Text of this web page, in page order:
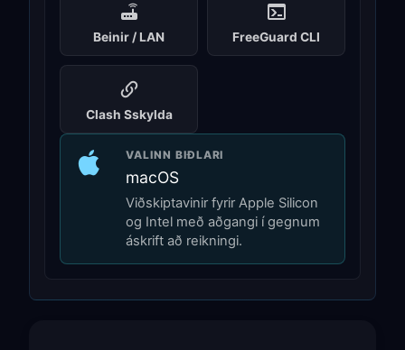
Beinir / LAN FreeGuard CLI
Clash Sskylda
VALINN BIÐLARI
macOS
Viðskiptavinir fyrir Apple Silicon
og Intel með aðgangi í gegnum
áskrift að reikningi.